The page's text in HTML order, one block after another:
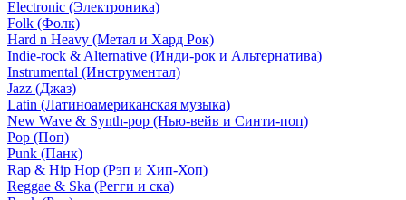
Electronic (Электроника)
Folk (Фолк)
Hard n Heavy (Метал и Хард Рок)
Indie-rock & Alternative (Инди-рок и Альтернатива)
Instrumental (Инструментал)
Jazz (Джаз)
Latin (Латиноамериканская музыка)
New Wave & Synth-pop (Нью-вейв и Синти-поп)
Pop (Поп)
Punk (Панк)
Rap & Hip Hop (Рэп и Хип-Хоп)
Reggae & Ska (Регги и ска)